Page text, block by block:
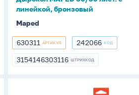
линейкой, бронзовый
Maped
630311
630311 АРТИКУЛ 242066
242066 КОД
3154146303116
3154146303116 ШТРИХКОД